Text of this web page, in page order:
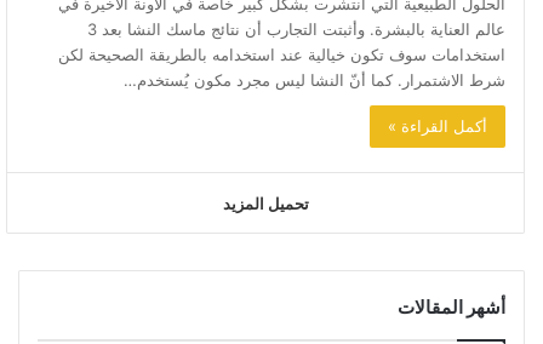
عالم العناية بالبشرة. وأثبتت التجارب أن نتائج ماسك النشا بعد 3
استخدامات سوف تكون خيالية عند استخدامه بالطريقة الصحيحة لكن
شرط الاشتمرار. كما أنّ النشا ليس مجرد مكون يُستخدم…
أكمل القراءة »
تحميل المزيد
أشهر المقالات